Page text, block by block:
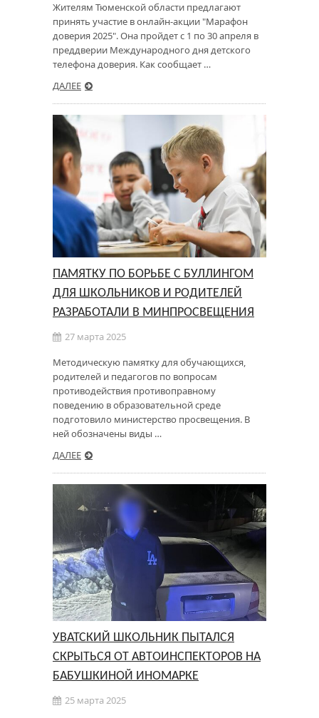
Жителям Тюменской области предлагают
принять участие в онлайн-акции "Марафон
доверия 2025". Она пройдет с 1 по 30 апреля в
преддверии Международного дня детского
телефона доверия. Как сообщает …
ДАЛЕЕ
ПАМЯТКУ ПО БОРЬБЕ С БУЛЛИНГОМ
ДЛЯ ШКОЛЬНИКОВ И РОДИТЕЛЕЙ
РАЗРАБОТАЛИ В МИНПРОСВЕЩЕНИЯ
27 марта 2025
Методическую памятку для обучающихся,
родителей и педагогов по вопросам
противодействия противоправному
поведению в образовательной среде
подготовило министерство просвещения. В
ней обозначены виды …
ДАЛЕЕ
УВАТСКИЙ ШКОЛЬНИК ПЫТАЛСЯ
СКРЫТЬСЯ ОТ АВТОИНСПЕКТОРОВ НА
БАБУШКИНОЙ ИНОМАРКЕ
25 марта 2025